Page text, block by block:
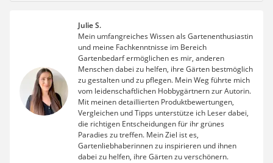
Julie S.
Mein umfangreiches Wissen als Gartenenthusiastin
und meine Fachkenntnisse im Bereich
Gartenbedarf ermöglichen es mir, anderen
Menschen dabei zu helfen, ihre Gärten bestmöglich
zu gestalten und zu pflegen. Mein Weg führte mich
vom leidenschaftlichen Hobbygärtnern zur Autorin.
Mit meinen detaillierten Produktbewertungen,
Vergleichen und Tipps unterstütze ich Leser dabei,
die richtigen Entscheidungen für ihr grünes
Paradies zu treffen. Mein Ziel ist es,
Gartenliebhaberinnen zu inspirieren und ihnen
dabei zu helfen, ihre Gärten zu verschönern.